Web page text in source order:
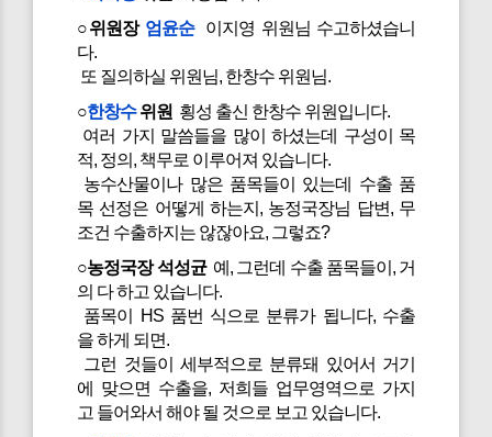
○위원장 엄윤순이지영 위원님 수고하셨습니
다.
또 질의하실 위원님, 한창수 위원님.
○한창수위원 횡성 출신 한창수 위원입니다.
여러 가지 말씀들을 많이 하셨는데 구성이 목
적, 정의, 책무로 이루어져 있습니다.
농수산물이나 많은 품목들이 있는데 수출 품
목 선정은 어떻게 하는지, 농정국장님 답변, 무
조건 수출하지는 않잖아요, 그렇죠?
○농정국장 석성균예, 그런데 수출 품목들이, 거
의 다 하고 있습니다.
품목이 HS 품번 식으로 분류가 됩니다, 수출
을 하게 되면.
그런 것들이 세부적으로 분류돼 있어서 거기
에 맞으면 수출을, 저희들 업무영역으로 가지
고 들어와서 해야 될 것으로 보고 있습니다.